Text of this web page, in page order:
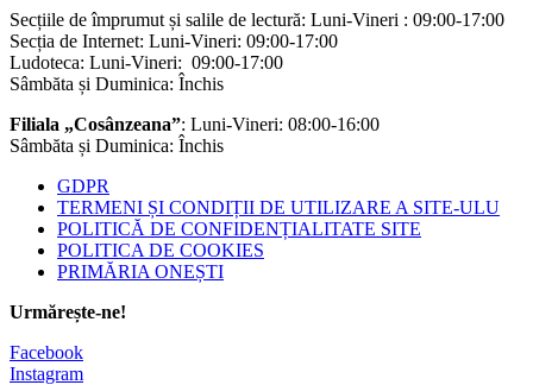
Secțiile de împrumut și salile de lectură: Luni-Vineri : 09:00-17:00
Secția de Internet: Luni-Vineri: 09:00-17:00
Ludoteca: Luni-Vineri: 09:00-17:00
Sâmbăta și Duminica: Închis
Filiala „Cosânzeana”: Luni-Vineri: 08:00-16:00
Sâmbăta și Duminica: Închis
GDPR
TERMENI ȘI CONDIȚII DE UTILIZARE A SITE-ULU
POLITICĂ DE CONFIDENȚIALITATE SITE
POLITICA DE COOKIES
PRIMĂRIA ONEȘTI
Urmărește-ne!
Facebook
Instagram